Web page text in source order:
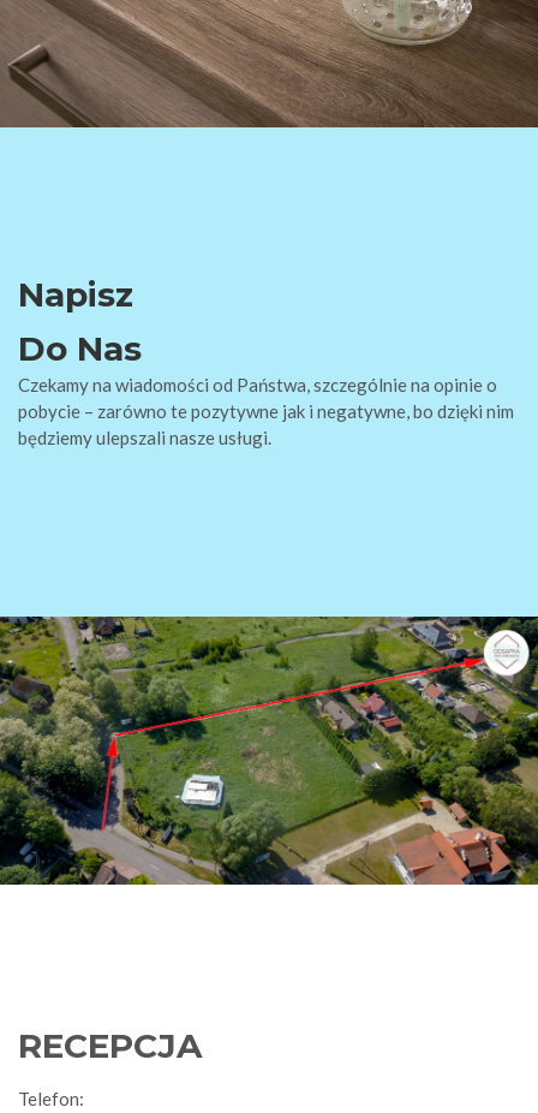
Napisz
Do Nas
Czekamy na wiadomości od Państwa, szczególnie na opinie o
pobycie – zarówno te pozytywne jak i negatywne, bo dzięki nim
będziemy ulepszali nasze usługi.
RECEPCJA
Telefon: